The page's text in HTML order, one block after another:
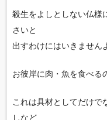
殺生をよしとしない仏様
さいと
出すわけにはいきません
お彼岸に肉・魚を食べる
これは具材としてだけで
しなど